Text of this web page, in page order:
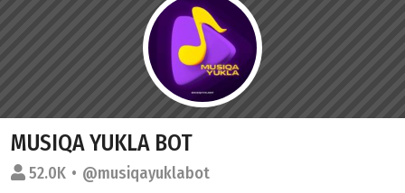
MUSIQA YUKLA BOT
52.0K
@musiqayuklabot